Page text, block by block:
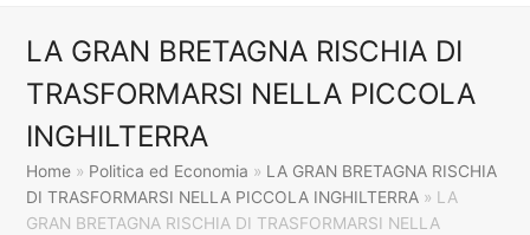
LA GRAN BRETAGNA RISCHIA DI
TRASFORMARSI NELLA PICCOLA
INGHILTERRA
Home » Politica ed Economia » LA GRAN BRETAGNA RISCHIA
DI TRASFORMARSI NELLA PICCOLA INGHILTERRA » LA
GRAN BRETAGNA RISCHIA DI TRASFORMARSI NELLA